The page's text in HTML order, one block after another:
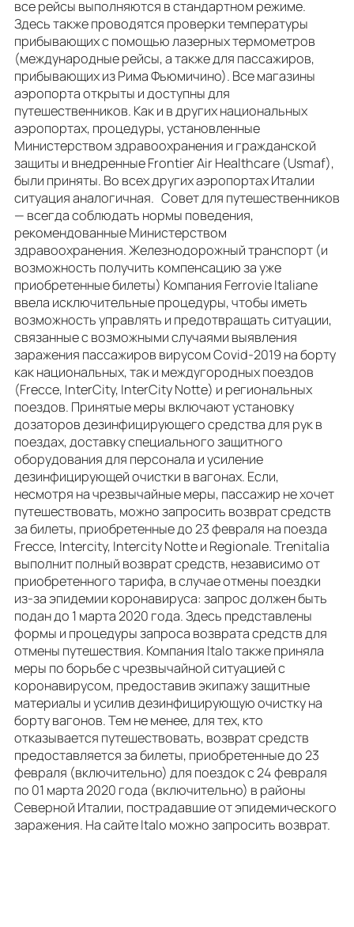
все рейсы выполняются в стандартном режиме.
Здесь также проводятся проверки температуры
прибывающих с помощью лазерных термометров
(международные рейсы, а также для пассажиров,
прибывающих из Рима Фьюмичино). Все магазины
аэропорта открыты и доступны для
путешественников. Как и в других национальных
аэропортах, процедуры, установленные
Министерством здравоохранения и гражданской
защиты и внедренные Frontier Air Healthcare (Usmaf),
были приняты. Во всех других аэропортах Италии
ситуация аналогичная. Совет для путешественников
— всегда соблюдать нормы поведения,
рекомендованные Министерством
здравоохранения. Железнодорожный транспорт (и
возможность получить компенсацию за уже
приобретенные билеты) Компания Ferrovie Italiane
ввела исключительные процедуры, чтобы иметь
возможность управлять и предотвращать ситуации,
связанные с возможными случаями выявления
заражения пассажиров вирусом Covid-2019 на борту
как национальных, так и междугородных поездов
(Frecce, InterCity, InterCity Notte) и региональных
поездов. Принятые меры включают установку
дозаторов дезинфицирующего средства для рук в
поездах, доставку специального защитного
оборудования для персонала и усиление
дезинфицирующей очистки в вагонах. Если,
несмотря на чрезвычайные меры, пассажир не хочет
путешествовать, можно запросить возврат средств
за билеты, приобретенные до 23 февраля на поезда
Frecce, Intercity, Intercity Notte и Regionale. Trenitalia
выполнит полный возврат средств, независимо от
приобретенного тарифа, в случае отмены поездки
из-за эпидемии коронавируса: запрос должен быть
подан до 1 марта 2020 года. Здесь представлены
формы и процедуры запроса возврата средств для
отмены путешествия. Компания Italo также приняла
меры по борьбе с чрезвычайной ситуацией с
коронавирусом, предоставив экипажу защитные
материалы и усилив дезинфицирующую очистку на
борту вагонов. Тем не менее, для тех, кто
отказывается путешествовать, возврат средств
предоставляется за билеты, приобретенные до 23
февраля (включительно) для поездок с 24 февраля
по 01 марта 2020 года (включительно) в районы
Северной Италии, пострадавшие от эпидемического
заражения. На сайте Italo можно запросить возврат.